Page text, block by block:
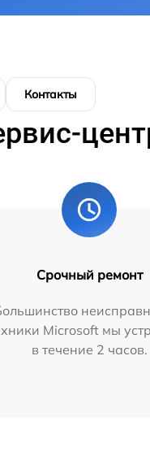
Контакты
Срочный ремонт
Microsoft мы
в течение 2 часов.